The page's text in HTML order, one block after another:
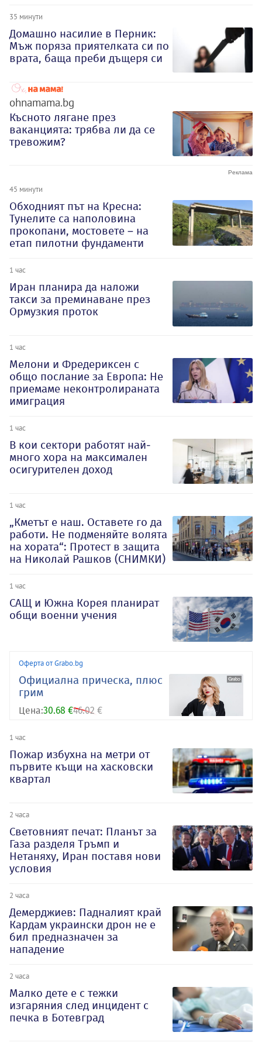
35 минути
Домашно насилие в Перник:
Мъж поряза приятелката си по
врата, баща преби дъщеря си
ohnamama.bg
Късното лягане през
ваканцията: трябва ли да се
тревожим?
45 минути
Обходният път на Кресна:
Тунелите са наполовина
прокопани, мостовете – на
етап пилотни фундаменти
1 час
Иран планира да наложи
такси за преминаване през
Ормузкия проток
1 час
Мелони и Фредериксен с
общо послание за Европа: Не
приемаме неконтролираната
имиграция
1 час
В кои сектори работят най-
много хора на максимален
осигурителен доход
1 час
„Кметът е наш. Оставете го да
работи. Не подменяйте волята
на хората“: Протест в защита
на Николай Рашков (СНИМКИ)
1 час
САЩ и Южна Корея планират
общи военни учения
Оферта от Grabo.bg
Oфициална прическа, плюс
грим
Цена:30.68 €46.02 €
1 час
Пожар избухна на метри от
първите къщи на хасковски
квартал
2 часа
Световният печат: Планът за
Газа разделя Тръмп и
Нетаняху, Иран поставя нови
условия
2 часа
Демерджиев: Падналият край
Кардам украински дрон не е
бил предназначен за
нападение
2 часа
Малко дете е с тежки
изгаряния след инцидент с
печка в Ботевград